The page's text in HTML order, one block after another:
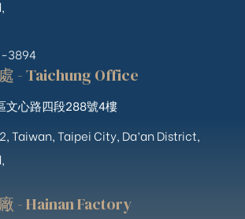
3894
- Taichung Office
文心路四段288號4樓
Taiwan, Taipei City, Da’an District,
- Hainan Factory